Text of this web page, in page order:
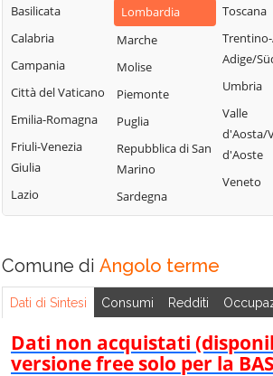
Borgo San
Giacomo
Borgosatollo
Borno
Botticino
Bovegno
Bovezzo
Brandico
Breno
Brione
Caino
Calcinato
Limone sul Garda
Lodrino
Lograto
Lonato del Garda
Longhena
Losine
Lozio
Lumezzane
Magasa
Mairano
Malegno
Malonno
Manerba del
Puegnago
Garda
Quinzano
Remedello
Rezzato
Roncadelle
Rudiano
Sabbio
Salò
Basilicata
Calabria
Campania
Città del Vaticano
Emilia-Romagna
Friuli-Venezia
Giulia
Lazio
Lombardia
Marche
Molise
Piemonte
Puglia
Repubblica di San
Marino
Sardegna
Toscana
Adige/
Umbria
Valle
d'Aosta/
d'Aoste
Veneto
Comune di Angolo terme
Dati di Sintesi Consumi Redditi
Dati non acquistati
versione free solo per la